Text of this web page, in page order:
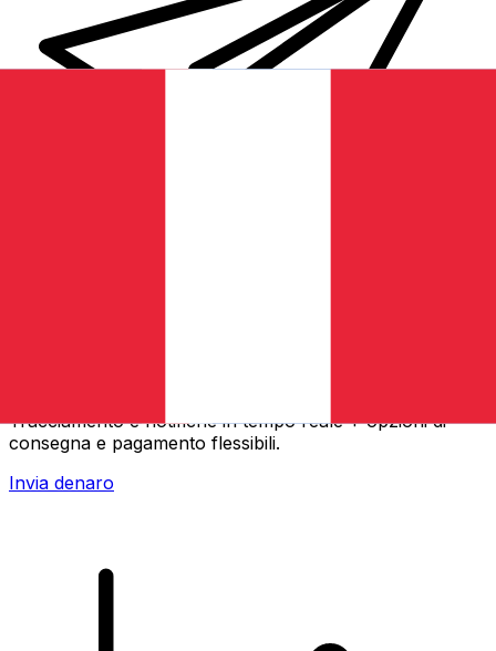
Tracciamento e notifiche in tempo reale + opzioni di
consegna e pagamento flessibili.
Invia denaro